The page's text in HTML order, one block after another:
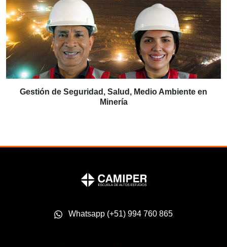
Gestión de Seguridad, Salud, Medio Ambiente en
Minería
Whatsapp (+51) 994 760 865